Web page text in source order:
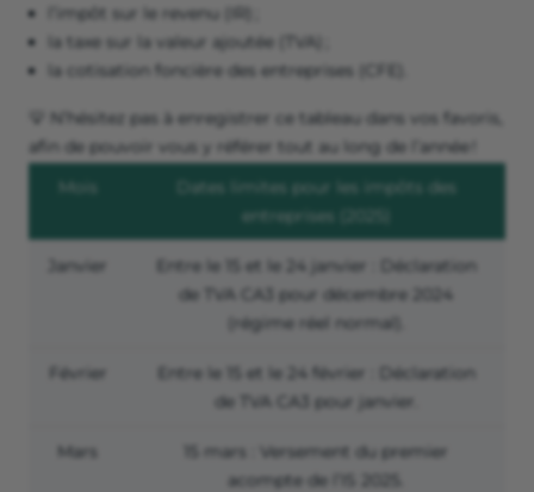
l’impôt sur le revenu (IR) ;
la taxe sur la valeur ajoutée (TVA) ;
la cotisation foncière des entreprises (CFE).
💡 N’hésitez pas à enregistrer ce tableau dans vos favoris,
afin de pouvoir vous y référer tout au long de l’année !
Mois
Dates limites pour les impôts des
entreprises (2025)
Janvier Entre le 15 et le 24 janvier
Déclaration
de TVA CA3 pour décembre 2024
(régime réel normal).
Février Entre le 15 et le 24 février
Déclaration
de TVA CA3 pour janvier.
Mars
15 mars : Versement du premier
acompte de l’IS 2025.